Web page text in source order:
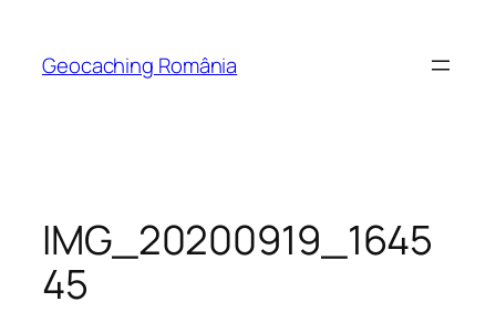
content
Geocaching România
IMG_20200919_1645
45